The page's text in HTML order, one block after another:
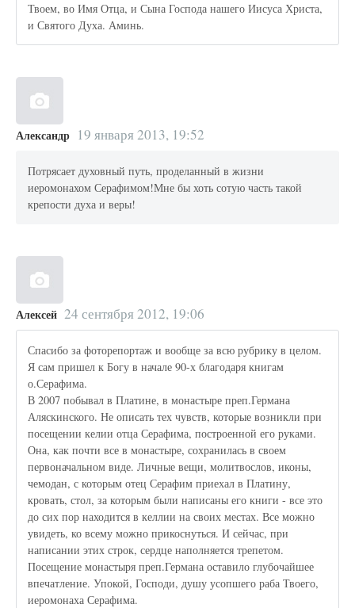
Твоем, во Имя Отца, и Сына Господа нашего Иисуса Христа,
и Святого Духа. Аминь.
Александр 19 января 2013, 19:52
Потрясает духовный путь, проделанный в жизни
иеромонахом Серафимом!Мне бы хоть сотую часть такой
крепости духа и веры!
Алексей 24 сентября 2012, 19:06
Спасибо за фоторепортаж и вообще за всю рубрику в целом.
Я сам пришел к Богу в начале 90-х благодаря книгам
о.Серафима.
В 2007 побывал в Платине, в монастыре преп.Германа
Аляскинского. Не описать тех чувств, которые возникли при
посещении келии отца Серафима, построенной его руками.
Она, как почти все в монастыре, сохранилась в своем
первоначальном виде. Личные вещи, молитвослов, иконы,
чемодан, с которым отец Серафим приехал в Платину,
кровать, стол, за которым были написаны его книги - все это
до сих пор находится в келлии на своих местах. Все можно
увидеть, ко всему можно прикоснуться. И сейчас, при
написании этих строк, сердце наполняется трепетом.
Посещение монастыря преп.Германа оставило глубочайшее
впечатление. Упокой, Господи, душу усопшего раба Твоего,
иеромонаха Серафима.